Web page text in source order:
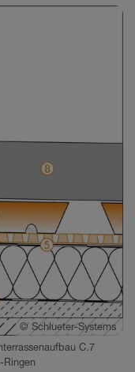
© Schlueter-Systems
C.7
Ringen